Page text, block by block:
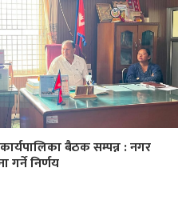
बैठक सम्पन्न : नगर
गर्ने निर्णय